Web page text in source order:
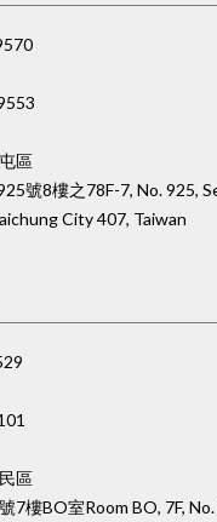
區
號8樓之78F-7, No. 925,
City 407, Taiwan
區
7樓BO室Room BO, 7F,